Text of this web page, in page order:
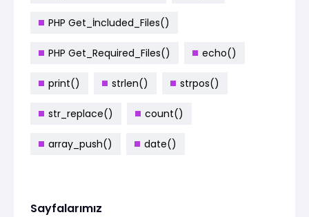
PHP Get_İncluded_Files()
PHP Get_Required_Files() echo()
print() strlen() strpos()
str_replace() count()
array_push() date()
Sayfalarımız